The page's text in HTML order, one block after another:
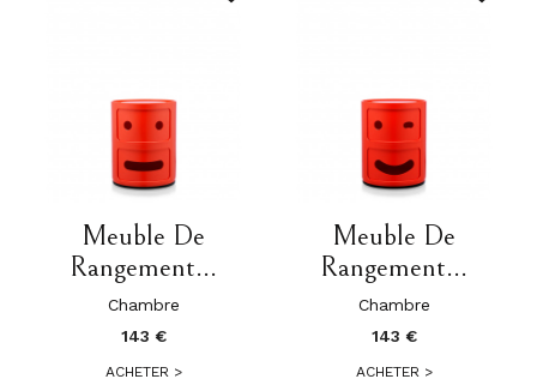
Meuble De
Rangement...
Chambre
143 €
ACHETER >
Meuble De
Rangement...
Chambre
143 €
ACHETER >